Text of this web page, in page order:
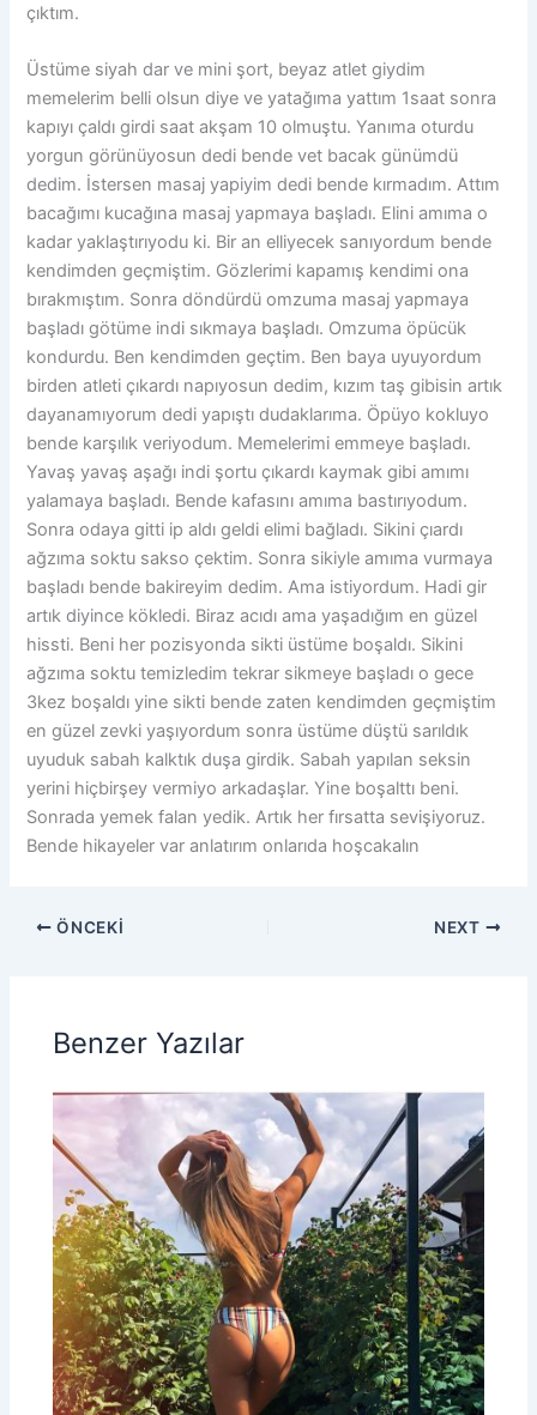
çıktım.
Üstüme siyah dar ve mini şort, beyaz atlet giydim
memelerim belli olsun diye ve yatağıma yattım 1saat sonra
kapıyı çaldı girdi saat akşam 10 olmuştu. Yanıma oturdu
yorgun görünüyosun dedi bende vet bacak günümdü
dedim. İstersen masaj yapiyim dedi bende kırmadım. Attım
bacağımı kucağına masaj yapmaya başladı. Elini amıma o
kadar yaklaştırıyodu ki. Bir an elliyecek sanıyordum bende
kendimden geçmiştim. Gözlerimi kapamış kendimi ona
bırakmıştım. Sonra döndürdü omzuma masaj yapmaya
başladı götüme indi sıkmaya başladı. Omzuma öpücük
kondurdu. Ben kendimden geçtim. Ben baya uyuyordum
birden atleti çıkardı napıyosun dedim, kızım taş gibisin artık
dayanamıyorum dedi yapıştı dudaklarıma. Öpüyo kokluyo
bende karşılık veriyodum. Memelerimi emmeye başladı.
Yavaş yavaş aşağı indi şortu çıkardı kaymak gibi amımı
yalamaya başladı. Bende kafasını amıma bastırıyodum.
Sonra odaya gitti ip aldı geldi elimi bağladı. Sikini çıardı
ağzıma soktu sakso çektim. Sonra sikiyle amıma vurmaya
başladı bende bakireyim dedim. Ama istiyordum. Hadi gir
artık diyince kökledi. Biraz acıdı ama yaşadığım en güzel
hissti. Beni her pozisyonda sikti üstüme boşaldı. Sikini
ağzıma soktu temizledim tekrar sikmeye başladı o gece
3kez boşaldı yine sikti bende zaten kendimden geçmiştim
en güzel zevki yaşıyordum sonra üstüme düştü sarıldık
uyuduk sabah kalktık duşa girdik. Sabah yapılan seksin
yerini hiçbirşey vermiyo arkadaşlar. Yine boşalttı beni.
Sonrada yemek falan yedik. Artık her fırsatta sevişiyoruz.
Bende hikayeler var anlatırım onlarıda hoşcakalın
ÖNCEKI NEXT
Benzer Yazılar